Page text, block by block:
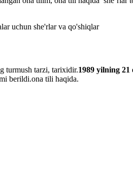
turmush tarzi, tarixidir.1989 yilning
berildi.ona tili haqida.